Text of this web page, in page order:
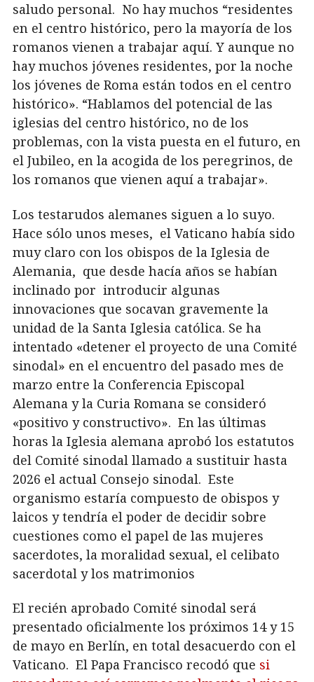
saludo personal. No hay muchos “residentes
en el centro histórico, pero la mayoría de los
romanos vienen a trabajar aquí. Y aunque no
hay muchos jóvenes residentes, por la noche
los jóvenes de Roma están todos en el centro
histórico». “Hablamos del potencial de las
iglesias del centro histórico, no de los
problemas, con la vista puesta en el futuro, en
el Jubileo, en la acogida de los peregrinos, de
los romanos que vienen aquí a trabajar».
Los testarudos alemanes siguen a lo suyo.
Hace sólo unos meses, el Vaticano había sido
muy claro con los obispos de la Iglesia de
Alemania, que desde hacía años se habían
inclinado por introducir algunas
innovaciones que socavan gravemente la
unidad de la Santa Iglesia católica. Se ha
intentado «detener el proyecto de una Comité
sinodal» en el encuentro del pasado mes de
marzo entre la Conferencia Episcopal
Alemana y la Curia Romana se consideró
«positivo y constructivo». En las últimas
horas la Iglesia alemana aprobó los estatutos
del Comité sinodal llamado a sustituir hasta
2026 el actual Consejo sinodal. Este
organismo estaría compuesto de obispos y
laicos y tendría el poder de decidir sobre
cuestiones como el papel de las mujeres
sacerdotes, la moralidad sexual, el celibato
sacerdotal y los matrimonios
El recién aprobado Comité sinodal será
presentado oficialmente los próximos 14 y 15
de mayo en Berlín, en total desacuerdo con el
Vaticano. El Papa Francisco recodó que si